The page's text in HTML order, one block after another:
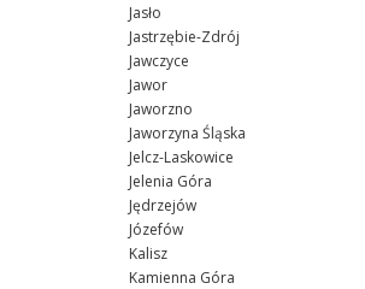
Jasło
Jastrzębie-Zdrój
Jawczyce
Jawor
Jaworzno
Jaworzyna Śląska
Jelcz-Laskowice
Jelenia Góra
Jędrzejów
Józefów
Kalisz
Kamienna Góra